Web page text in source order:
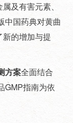
及有害元素、
中国药典对黄曲
的增加与提
方案全面结合
GMP指南为依